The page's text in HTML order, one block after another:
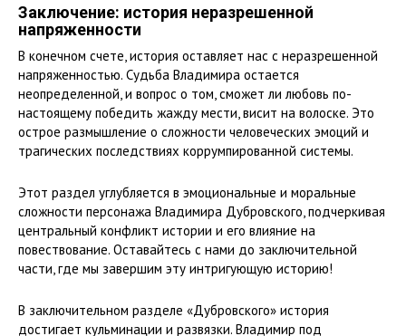
Заключение: история неразрешенной
напряженности
В конечном счете, история оставляет нас с неразрешенной
напряженностью. Судьба Владимира остается
неопределенной, и вопрос о том, сможет ли любовь по-
настоящему победить жажду мести, висит на волоске. Это
острое размышление о сложности человеческих эмоций и
трагических последствиях коррумпированной системы.
Этот раздел углубляется в эмоциональные и моральные
сложности персонажа Владимира Дубровского, подчеркивая
центральный конфликт истории и его влияние на
повествование. Оставайтесь с нами до заключительной
части, где мы завершим эту интригующую историю!
В заключительном разделе «Дубровского» история
достигает кульминации и развязки. Владимир под